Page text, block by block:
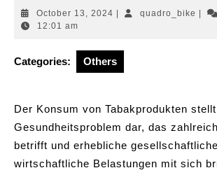
October 13, 2024 Octoberquadro_bike
12:01 am
Categories: Others
Der Konsum von Tabakprodukten
Gesundheitsproblem dar, das
betrifft und erhebliche
wirtschaftliche Belastungen mit sich